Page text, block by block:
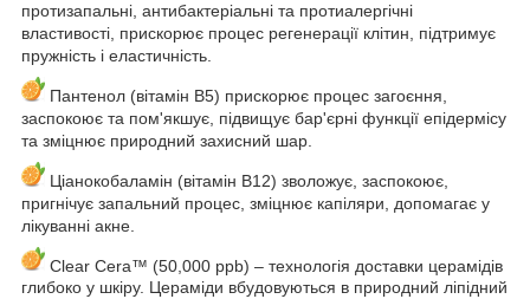
протизапальні, антибактеріальні та протиалергічні
властивості, прискорює процес регенерації клітин, підтримує
пружність і еластичність.
Пантенол (вітамін B5) прискорює процес загоєння,
заспокоює та пом'якшує, підвищує бар'єрні функції епідермісу
та зміцнює природний захисний шар.
Ціанокобаламін (вітамін B12) зволожує, заспокоює,
пригнічує запальний процес, зміцнює капіляри, допомагає у
лікуванні акне.
Clear Cera™ (50,000 ppb) – технологія доставки церамідів
глибоко у шкіру. Цераміди вбудовуються в природний ліпідний